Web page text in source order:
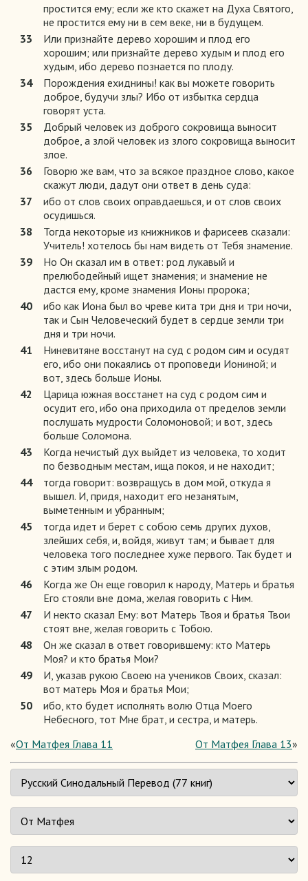
простится ему; если же кто скажет на Духа Святого,
не простится ему ни в сем веке, ни в будущем.
33
Или признайте дерево хорошим и плод его
хорошим; или признайте дерево худым и плод его
худым, ибо дерево познается по плоду.
34
Порождения ехиднины! как вы можете говорить
доброе, будучи злы? Ибо от избытка сердца
говорят уста.
35
Добрый человек из доброго сокровища выносит
доброе, а злой человек из злого сокровища выносит
злое.
36
Говорю же вам, что за всякое праздное слово, какое
скажут люди, дадут они ответ в день суда:
37
ибо от слов своих оправдаешься, и от слов своих
осудишься.
38
Тогда некоторые из книжников и фарисеев сказали:
Учитель! хотелось бы нам видеть от Тебя знамение.
39
Но Он сказал им в ответ: род лукавый и
прелюбодейный ищет знамения; и знамение не
дастся ему, кроме знамения Ионы пророка;
40
ибо как Иона был во чреве кита три дня и три ночи,
так и Сын Человеческий будет в сердце земли три
дня и три ночи.
41
Ниневитяне восстанут на суд с родом сим и осудят
его, ибо они покаялись от проповеди Иониной; и
вот, здесь больше Ионы.
42
Царица южная восстанет на суд с родом сим и
осудит его, ибо она приходила от пределов земли
послушать мудрости Соломоновой; и вот, здесь
больше Соломона.
43
Когда нечистый дух выйдет из человека, то ходит
по безводным местам, ища покоя, и не находит;
44
тогда говорит: возвращусь в дом мой, откуда я
вышел. И, придя, находит его незанятым,
выметенным и убранным;
45
тогда идет и берет с собою семь других духов,
злейших себя, и, войдя, живут там; и бывает для
человека того последнее хуже первого. Так будет и
с этим злым родом.
46
Когда же Он еще говорил к народу, Матерь и братья
Его стояли вне дома, желая говорить с Ним.
47
И некто сказал Ему: вот Матерь Твоя и братья Твои
стоят вне, желая говорить с Тобою.
48
Он же сказал в ответ говорившему: кто Матерь
Моя? и кто братья Мои?
49
И, указав рукою Своею на учеников Своих, сказал:
вот матерь Моя и братья Мои;
50
ибо, кто будет исполнять волю Отца Моего
Небесного, тот Мне брат, и сестра, и матерь.
«От Матфея Глава 11 От Матфея Глава 13»